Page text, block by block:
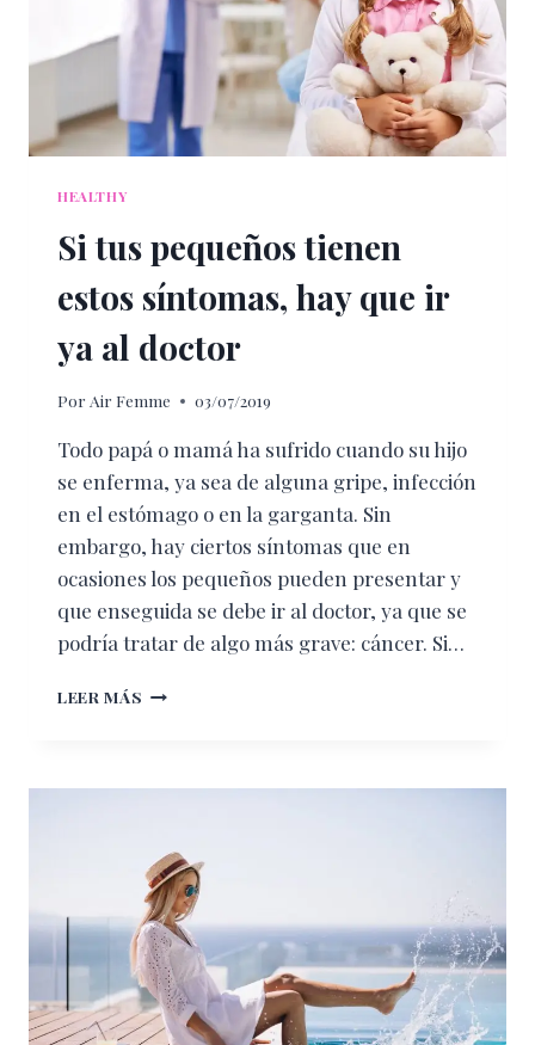
HEALTHY
Si tus pequeños tienen
estos síntomas, hay que ir
ya al doctor
Por Air Femme 03/07/2019
Todo papá o mamá ha sufrido cuando su hijo
se enferma, ya sea de alguna gripe, infección
en el estómago o en la garganta. Sin
embargo, hay ciertos síntomas que en
ocasiones los pequeños pueden presentar y
que enseguida se debe ir al doctor, ya que se
podría tratar de algo más grave: cáncer. Si…
LEER MÁS
ESTOS
QUE
IR
YA
AL
DOCTOR